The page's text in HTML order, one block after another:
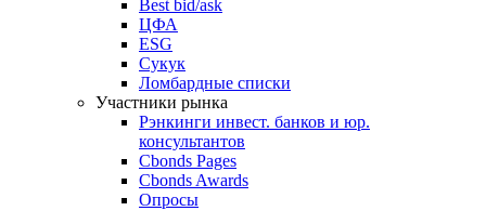
Best bid/ask
ЦФА
ESG
Сукук
Ломбардные списки
Участники рынка
Рэнкинги инвест. банков и юр.
консультантов
Cbonds Pages
Cbonds Awards
Опросы